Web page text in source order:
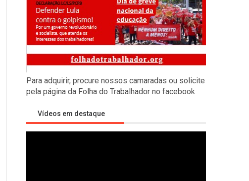
a candidatura trumpista, antichinesa, defensora da dolarização
(PASSO) de domingo, 13 de agosto de 2023, o deputado Javier Milei,
empíricas
realizado pelos camaradas russos de Economia Marxista contra
...
contra a Rússia
Para adquirir, procure nossos camaradas ou solicite
pela página da Folha do Trabalhador no facebook
Vídeos em destaque